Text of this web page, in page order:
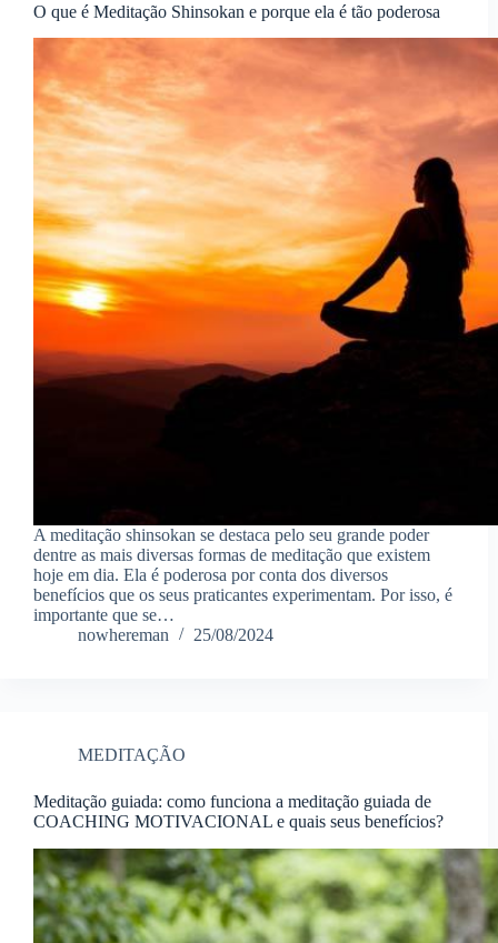
O que é Meditação Shinsokan e porque ela é tão poderosa
A meditação shinsokan se destaca pelo seu grande poder
dentre as mais diversas formas de meditação que existem
hoje em dia. Ela é poderosa por conta dos diversos
benefícios que os seus praticantes experimentam. Por isso, é
importante que se…
nowhereman
25/08/2024
MEDITAÇÃO
Meditação guiada: como funciona a meditação guiada de
COACHING MOTIVACIONAL e quais seus benefícios?